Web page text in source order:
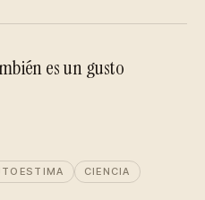
es un gusto
CIENCIA